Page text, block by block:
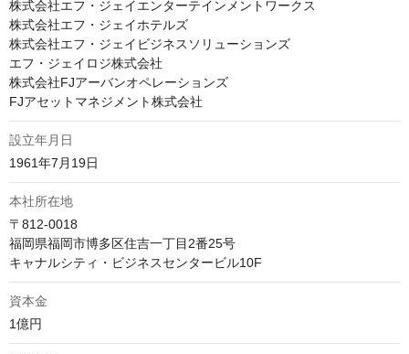
株式会社エフ・ジェイエンターテインメントワークス
株式会社エフ・ジェイホテルズ
株式会社エフ・ジェイビジネスソリューションズ
エフ・ジェイロジ株式会社
株式会社FJアーバンオペレーションズ
FJアセットマネジメント株式会社
設立年月日
1961年7月19日
本社所在地
〒812-0018
福岡県福岡市博多区住吉一丁目2番25号
キャナルシティ・ビジネスセンタービル10F
資本金
1億円